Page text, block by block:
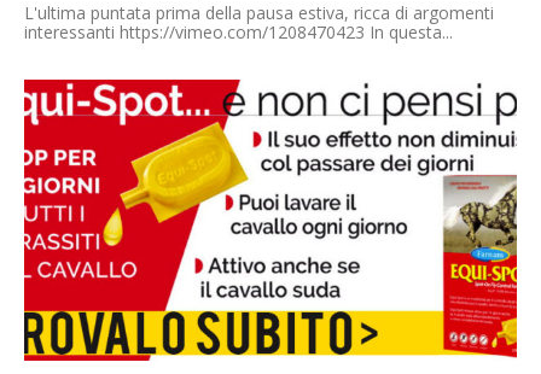
L'ultima puntata prima della pausa estiva, ricca di argomenti
interessanti https://vimeo.com/1208470423 In questa...